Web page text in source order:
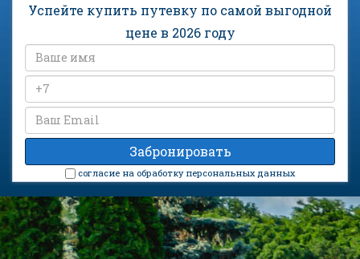
Успейте купить путевку по самой выгодной
цене в 2026 году
cогласие на обработку персональных данных